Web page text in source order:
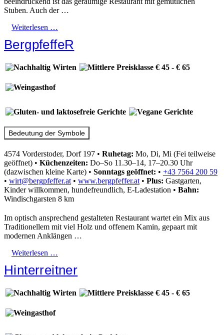
Stuben. Auch der …
Weiterlesen …
BergpfeffeR
Bedeutung der Symbole
4574 Vorderstoder, Dorf 197 • Ruhetag: Mo, Di, Mi (Fei teilweise
geöffnet) • Küchenzeiten: Do–So 11.30–14, 17–20.30 Uhr
(dazwischen kleine Karte) • Sonntags geöffnet: • +43 7564 200 59
• wirt@bergpfeffer.at • www.bergpfeffer.at • Plus: Gastgarten,
Kinder willkommen, hundefreundlich, E-Ladestation • Bahn:
Windischgarsten 8 km
Im optisch ansprechend gestalteten Restaurant wartet ein Mix aus
Traditionellem mit viel Holz und offenem Kamin, gepaart mit
modernen Anklängen …
Weiterlesen …
Hinterreitner